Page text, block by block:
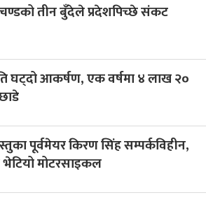
तीन बुँदेले प्रदेशपिच्छे संकट
घट्दो आकर्षण, एक वर्षमा ४ लाख २०
पूर्वमेयर किरण सिंह सम्पर्कविहीन,
मोटरसाइकल